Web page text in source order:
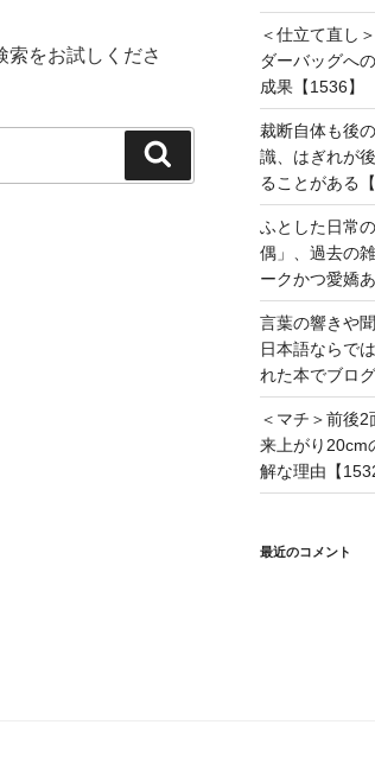
索をお試しくださ
索
＜仕立て直し
ダーバッグへ
成果【1536】
裁断自体も後
識、はぎれが
ることがある【
ふとした日常
偶」、過去の
ークかつ愛嬌
言葉の響きや
日本語ならで
れた本でブロ
＜マチ＞前後
来上がり20cm
解な理由【
最近のコメント